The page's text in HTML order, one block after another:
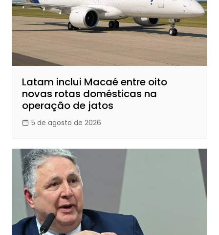
Latam inclui Macaé entre oito
novas rotas domésticas na
operação de jatos
5 de agosto de 2026